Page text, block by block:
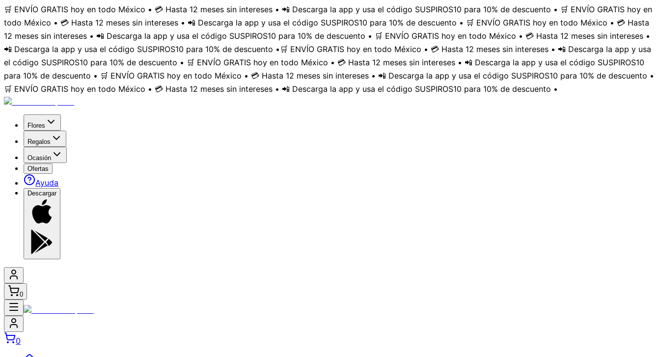
🛒 ENVÍO GRATIS hoy en todo México • 💳 Hasta 12 meses sin intereses • 📲 Descarga la app y usa el código SUSPIROS10 para 10% de descuento • 🛒 ENVÍO GRATIS hoy en
todo México • 💳 Hasta 12 meses sin intereses • 📲 Descarga la app y usa el código SUSPIROS10 para 10% de descuento • 🛒 ENVÍO GRATIS hoy en todo México • 💳 Hasta
12 meses sin intereses • 📲 Descarga la app y usa el código SUSPIROS10 para 10% de descuento • 🛒 ENVÍO GRATIS hoy en todo México • 💳 Hasta 12 meses sin intereses •
📲 Descarga la app y usa el código SUSPIROS10 para 10% de descuento • 🛒 ENVÍO GRATIS hoy en todo México • 💳 Hasta 12 meses sin intereses • 📲 Descarga la app y usa
el código SUSPIROS10 para 10% de descuento • 🛒 ENVÍO GRATIS hoy en todo México • 💳 Hasta 12 meses sin intereses • 📲 Descarga la app y usa el código SUSPIROS10
para 10% de descuento • 🛒 ENVÍO GRATIS hoy en todo México • 💳 Hasta 12 meses sin intereses • 📲 Descarga la app y usa el código SUSPIROS10 para 10% de descuento •
🛒 ENVÍO GRATIS hoy en todo México • 💳 Hasta 12 meses sin intereses • 📲 Descarga la app y usa el código SUSPIROS10 para 10% de descuento •
Flores
Regalos
Ocasión
Ofertas
Ayuda
Descargar
0
0